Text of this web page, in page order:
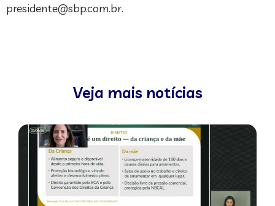
presidente@sbp.com.br.
Veja mais notícias